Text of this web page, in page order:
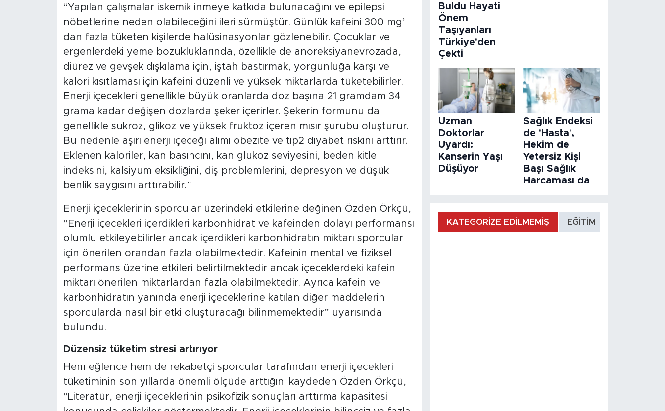
“Yapılan çalışmalar iskemik inmeye katkıda bulunacağını ve epilepsi
nöbetlerine neden olabileceğini ileri sürmüştür. Günlük kafeini 300 mg’
dan fazla tüketen kişilerde halüsinasyonlar gözlenebilir. Çocuklar ve
ergenlerdeki yeme bozukluklarında, özellikle de anoreksiyanevrozada,
diürez ve gevşek dışkılama için, iştah bastırmak, yorgunluğa karşı ve
kalori kısıtlaması için kafeini düzenli ve yüksek miktarlarda tüketebilirler.
Enerji içecekleri genellikle büyük oranlarda doz başına 21 gramdam 34
grama kadar değişen dozlarda şeker içerirler. Şekerin formunu da
genellikle sukroz, glikoz ve yüksek fruktoz içeren mısır şurubu oluşturur.
Bu nedenle aşırı enerji içeceği alımı obezite ve tip2 diyabet riskini arttırır.
Eklenen kaloriler, kan basıncını, kan glukoz seviyesini, beden kitle
indeksini, kalsiyum eksikliğini, diş problemlerini, depresyon ve düşük
benlik saygısını arttırabilir.”
Enerji içeceklerinin sporcular üzerindeki etkilerine değinen Özden Örkçü,
“Enerji içecekleri içerdikleri karbonhidrat ve kafeinden dolayı performansı
olumlu etkileyebilirler ancak içerdikleri karbonhidratın miktarı sporcular
için önerilen orandan fazla olabilmektedir. Kafeinin mental ve fiziksel
performans üzerine etkileri belirtilmektedir ancak içeceklerdeki kafein
miktarı önerilen miktarlardan fazla olabilmektedir. Ayrıca kafein ve
karbonhidratın yanında enerji içeceklerine katılan diğer maddelerin
sporcularda nasıl bir etki oluşturacağı bilinmemektedir” uyarısında
bulundu.
Düzensiz tüketim stresi artırıyor
Hem eğlence hem de rekabetçi sporcular tarafından enerji içecekleri
tüketiminin son yıllarda önemli ölçüde arttığını kaydeden Özden Örkçü,
“Literatür, enerji içeceklerinin psikofizik sonuçları arttırma kapasitesi
Buldu Hayati
Önem
Taşıyanları
Türkiye'den
Çekti
Uzman
Doktorlar
Uyardı:
Kanserin Yaşı
Düşüyor
Sağlık Endeksi
de 'Hasta',
Hekim de
Yetersiz Kişi
Başı Sağlık
Harcaması da
KATEGORİZE EDİLMEMİŞ EĞİTİM